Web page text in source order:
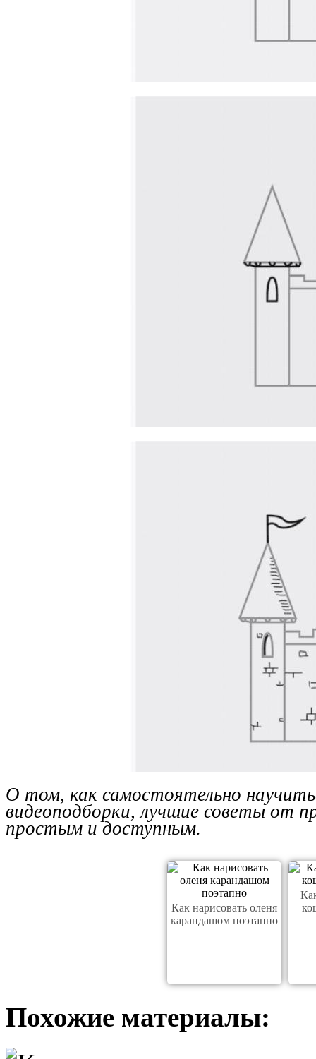
О том, как самостоятельно
видеоподборки, лучшие советы от
простым и доступным.
Как нарисовать оленя
карандашом поэтапно
Похожие материалы: